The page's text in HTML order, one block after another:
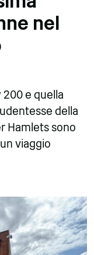
nel
200 e quella
della
Hamlets sono
viaggio